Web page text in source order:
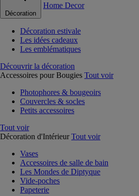
Décoration
Home Decor
Décoration estivale
Les idées cadeaux
Les emblématiques
Découvrir la décoration
Accessoires pour Bougies Tout voir
Photophores & bougeoirs
Couvercles & socles
Petits accessoires
Tout voir
Décoration d'Intérieur Tout voir
Vases
Accessoires de salle de bain
Les Mondes de Diptyque
Vide-poches
Papeterie